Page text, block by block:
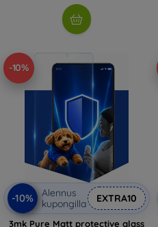
-10%
-10%
Alennus
kupongilla
EXTRA10
3mk Pure Matt protective glass